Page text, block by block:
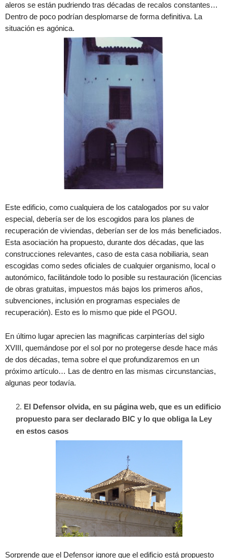
aleros se están pudriendo tras décadas de recalos constantes…
Dentro de poco podrían desplomarse de forma definitiva. La
situación es agónica.
Este edificio, como cualquiera de los catalogados por su valor
especial, debería ser de los escogidos para los planes de
recuperación de viviendas, deberían ser de los más beneficiados.
Esta asociación ha propuesto, durante dos décadas, que las
construcciones relevantes, caso de esta casa nobiliaria, sean
escogidas como sedes oficiales de cualquier organismo, local o
autonómico, facilitándole todo lo posible su restauración (licencias
de obras gratuitas, impuestos más bajos los primeros años,
subvenciones, inclusión en programas especiales de
recuperación). Esto es lo mismo que pide el PGOU.
En último lugar aprecien las magnificas carpinterías del siglo
XVIII, quemándose por el sol por no protegerse desde hace más
de dos décadas, tema sobre el que profundizaremos en un
próximo artículo… Las de dentro en las mismas circunstancias,
algunas peor todavía.
El Defensor olvida, en su página web, que es un edificio
propuesto para ser declarado BIC y lo que obliga la Ley
en estos casos
Sorprende que el Defensor ignore que el edificio está propuesto